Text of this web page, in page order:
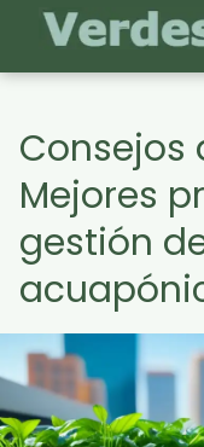
Consejos
Mejores
gestión